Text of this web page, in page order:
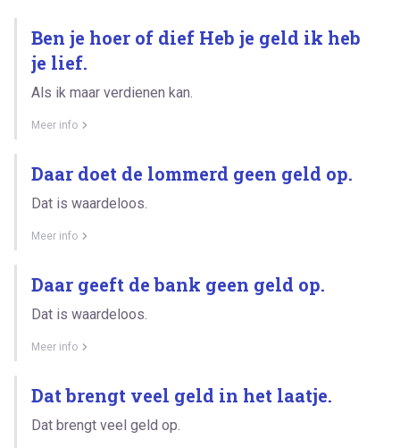
Ben je hoer of dief Heb je geld ik heb
je lief.
Als ik maar verdienen kan.
Meer info
Daar doet de lommerd geen geld op.
Dat is waardeloos.
Meer info
Daar geeft de bank geen geld op.
Dat is waardeloos.
Meer info
Dat brengt veel geld in het laatje.
Dat brengt veel geld op.